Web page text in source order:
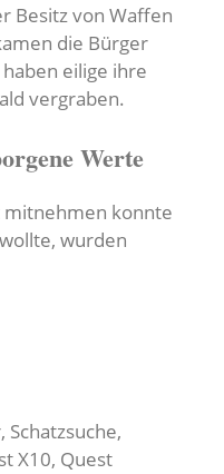
Besitz von Waffen
die Bürger
eilige ihre
vergraben.
Werte
mitnehmen konnte
wurden
X10, Quest